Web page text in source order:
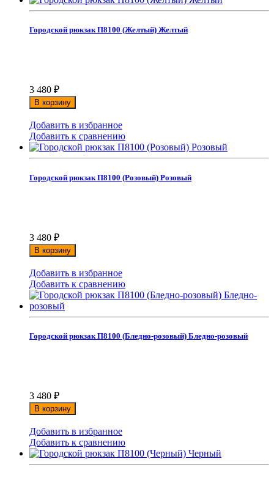
Городской рюкзак П8100 (Желтый) Желтый
3 480 ₽
В корзину
Добавить в избранное
Добавить к сравнению
Городской рюкзак П8100 (Розовый) Розовый
3 480 ₽
В корзину
Добавить в избранное
Добавить к сравнению
Городской рюкзак П8100 (Бледно-розовый) Бледно-розовый
3 480 ₽
В корзину
Добавить в избранное
Добавить к сравнению